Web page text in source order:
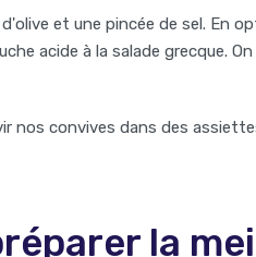
et une pincée de sel. En
acide à la salade grecque.
nos convives dans des
la